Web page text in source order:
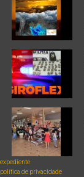
expediente
política de privacidade